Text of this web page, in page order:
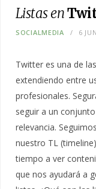
Listas en
SOCIALMEDIA 6
Twitter es una de
extendiendo entre
profesionales.
seguir a un
relevancia.
nuestro TL
tiempo a ver
que nos ayudará a